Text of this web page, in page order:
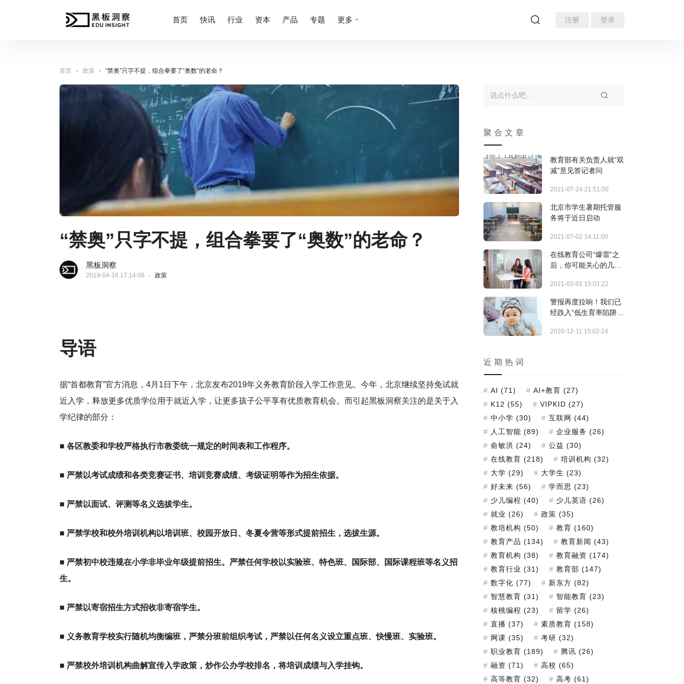
注册 登录
首页 快讯 行业 资本 产品 专题 更多
首页 › 政策 › “禁奥”只字不提，组合拳要了“奥数”的老命？
“禁奥”只字不提，组合拳要了“奥数”的老命？
黑板洞察
2019-04-16 17:14:08 政策
导语
据“首都教育”官方消息，4月1日下午，北京发布2019年义务教育阶段入学工作意见。今年，北京继续坚持免试就
近入学，释放更多优质学位用于就近入学，让更多孩子公平享有优质教育机会。而引起黑板洞察关注的是关于入
学纪律的部分：
■ 各区教委和学校严格执行市教委统一规定的时间表和工作程序。
■ 严禁以考试成绩和各类竞赛证书、培训竞赛成绩、考级证明等作为招生依据。
■ 严禁以面试、评测等名义选拔学生。
■ 严禁学校和校外培训机构以培训班、校园开放日、冬夏令营等形式提前招生，选拔生源。
■ 严禁初中校违规在小学非毕业年级提前招生。严禁任何学校以实验班、特色班、国际部、国际课程班等名义招
生。
■ 严禁以寄宿招生方式招收非寄宿学生。
■ 义务教育学校实行随机均衡编班，严禁分班前组织考试，严禁以任何名义设立重点班、快慢班、实验班。
■ 严禁校外培训机构曲解宣传入学政策，炒作公办学校排名，将培训成绩与入学挂钩。
聚合文章
教育部有关负责人就“双
减”意见答记者问
2021-07-24 21:51:00
北京市学生暑期托管服
务将于近日启动
2021-07-02 14:11:00
在线教育公司“爆雷”之
后，你可能关心的几个
2021-02-01 15:01:22
警报再度拉响！我们已
经跌入“低生育率陷阱”
2020-12-11 15:02:24
近期热词
AI (71) AI+教育 (27)
K12 (55) VIPKID (27)
中小学 (30) 互联网 (44)
人工智能 (89) 企业服务 (26)
俞敏洪 (24) 公益 (30)
在线教育 (218) 培训机构 (32)
大学 (29) 大学生 (23)
好未来 (56) 学而思 (23)
少儿编程 (40) 少儿英语 (26)
就业 (26) 政策 (35)
教培机构 (50) 教育 (160)
教育产品 (134) 教育新闻 (43)
教育机构 (38) 教育融资 (174)
教育行业 (31) 教育部 (147)
数字化 (77) 新东方 (82)
智慧教育 (31) 智能教育 (23)
核桃编程 (23) 留学 (26)
直播 (37) 素质教育 (158)
网课 (35) 考研 (32)
职业教育 (189) 腾讯 (26)
融资 (71) 高校 (65)
高等教育 (32) 高考 (61)